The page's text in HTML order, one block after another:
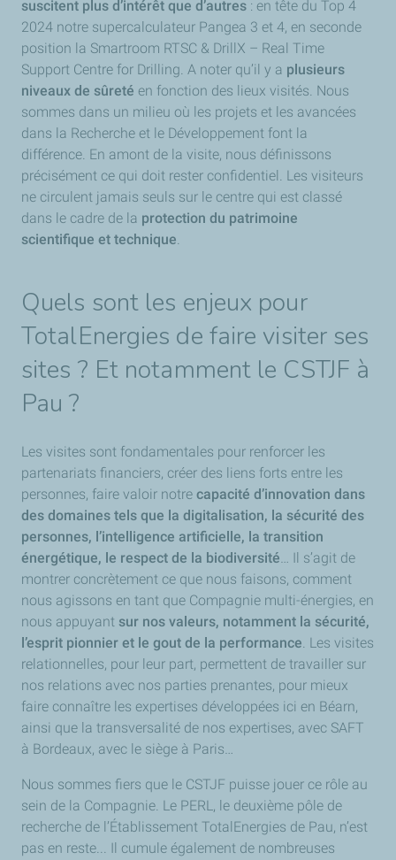
suscitent plus d’intérêt que d’autres : en tête du Top 4
2024 notre supercalculateur Pangea 3 et 4, en seconde
position la Smartroom RTSC & DrillX – Real Time
Support Centre for Drilling. A noter qu’il y a plusieurs
niveaux de sûreté en fonction des lieux visités. Nous
sommes dans un milieu où les projets et les avancées
dans la Recherche et le Développement font la
différence. En amont de la visite, nous définissons
précisément ce qui doit rester confidentiel. Les visiteurs
ne circulent jamais seuls sur le centre qui est classé
dans le cadre de la protection du patrimoine
scientifique et technique.
Quels sont les enjeux pour
TotalEnergies de faire visiter ses
sites ? Et notamment le CSTJF à
Pau ?
Les visites sont fondamentales pour renforcer les
partenariats financiers, créer des liens forts entre les
personnes, faire valoir notre capacité d’innovation dans
des domaines tels que la digitalisation, la sécurité des
personnes, l’intelligence artificielle, la transition
énergétique, le respect de la biodiversité… Il s’agit de
montrer concrètement ce que nous faisons, comment
nous agissons en tant que Compagnie multi-énergies, en
nous appuyant sur nos valeurs, notamment la sécurité,
l’esprit pionnier et le gout de la performance. Les visites
relationnelles, pour leur part, permettent de travailler sur
nos relations avec nos parties prenantes, pour mieux
faire connaître les expertises développées ici en Béarn,
ainsi que la transversalité de nos expertises, avec SAFT
à Bordeaux, avec le siège à Paris…
Nous sommes fiers que le CSTJF puisse jouer ce rôle au
sein de la Compagnie. Le PERL, le deuxième pôle de
recherche de l’Établissement TotalEnergies de Pau, n’est
pas en reste... Il cumule également de nombreuses